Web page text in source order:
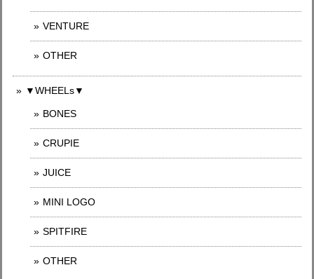
VENTURE
OTHER
▼WHEELs▼
BONES
CRUPIE
JUICE
MINI LOGO
SPITFIRE
OTHER